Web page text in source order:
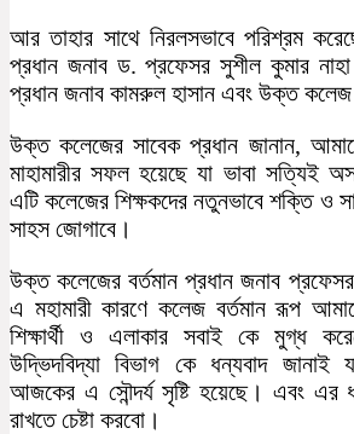
আর তাহার সাথে নিরলসভাবে পরিশ্রম
প্রধান জনাব ড. প্রফেসর সুশীল কুমার নাহা
প্রধান জনাব কামরুল হাসান এবং উক্ত কলেজ
উক্ত কলেজের সাবেক প্রধান জানান,
মাহামারীর সফল হয়েছে যা ভাবা সত্যিই
এটি কলেজের শিক্ষকদের নতুনভাবে শক্তি ও
সাহস জোগাবে।
উক্ত কলেজের বর্তমান প্রধান জনাব
এ মহামারী কারণে কলেজ বর্তমান রূপ
শিক্ষার্থী ও এলাকার সবাই কে মুগ্ধ
উদ্ভিদবিদ্যা বিভাগ কে ধন্যবাদ জানাই
আজকের এ সৌন্দর্য সৃষ্টি হয়েছে। এবং এর
রাখতে চেষ্টা করবো।